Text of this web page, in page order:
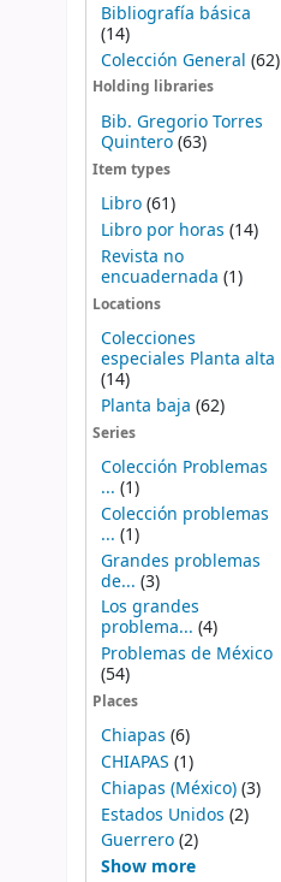
Bibliografía básica
(14)
Colección General (62)
Holding libraries
Bib. Gregorio Torres
Quintero(63)
Item types
Libro(61)
Libro por horas (14)
Revista no
encuadernada (1)
Locations
Colecciones
especiales Planta alta
(14)
Planta baja (62)
Series
Colección Problemas
... (1)
Colección problemas
... (1)
Grandes problemas
de... (3)
Los grandes
problema... (4)
Problemas de México
(54)
Places
Chiapas (6)
CHIAPAS (1)
Chiapas (México)(3)
Estados Unidos (2)
Guerrero(2)
Show more